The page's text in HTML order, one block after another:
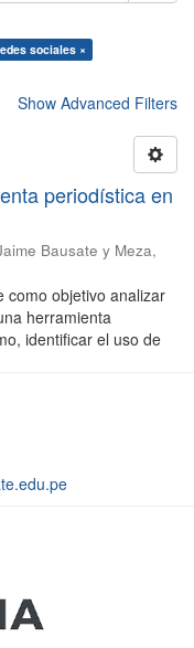
sociales ×
Show Advanced Filters
periodística en
Bausate y Meza,
como objetivo analizar
herramienta
identificar el uso de